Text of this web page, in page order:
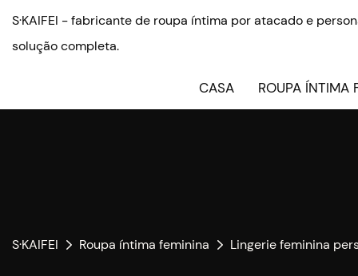
S·KAIFEI - fabricante de roupa íntima por atacado e
solução completa.
CASA ROUPA ÍNTIMA
S·KAIFEI Roupa íntima feminina Lingerie feminina